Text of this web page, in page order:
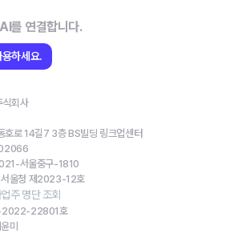
를 연결합니다.
하세요.
식회사
호로 14길7 3층 BS빌딩 링크업센터
서울중구-1810
서울청 제2023-12호
주 명단 조회
2022-22801호
미